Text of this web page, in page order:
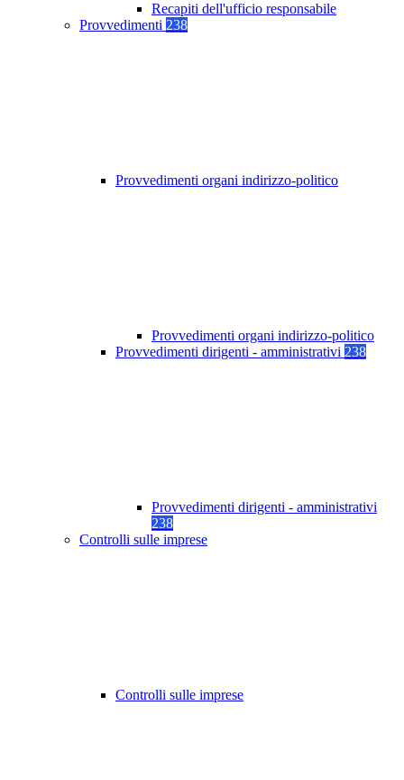
Recapiti dell'ufficio responsabile
Provvedimenti 238
Provvedimenti organi indirizzo-politico
Provvedimenti organi indirizzo-politico
Provvedimenti dirigenti - amministrativi 238
Provvedimenti dirigenti - amministrativi
238
Controlli sulle imprese
Controlli sulle imprese